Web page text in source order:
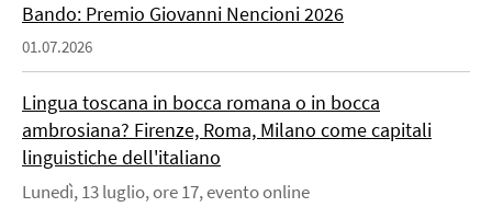
Bando: Premio Giovanni Nencioni 2026
01.07.2026
Lingua toscana in bocca romana o in bocca
ambrosiana? Firenze, Roma, Milano come capitali
linguistiche dell'italiano
Lunedì, 13 luglio, ore 17, evento online